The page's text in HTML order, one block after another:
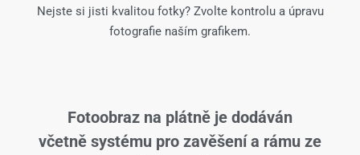
Nejste si jisti kvalitou fotky? Zvolte kontrolu a úpravu
fotografie naším grafikem.
Fotoobraz na plátně je dodáván
včetně systému pro zavěšení a rámu ze